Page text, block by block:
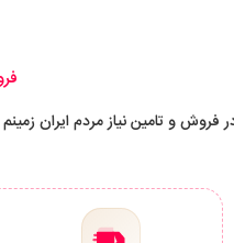
فروش و تامین نیاز مردم ایران